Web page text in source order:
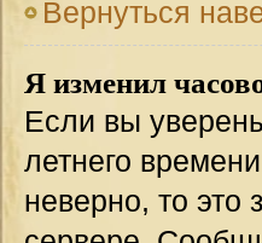
Вернуться
Я изменил
Если вы
летнего
неверно, то это